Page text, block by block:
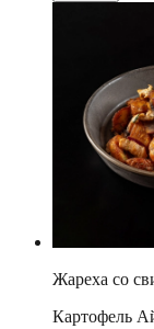
Жареха со
Картофель